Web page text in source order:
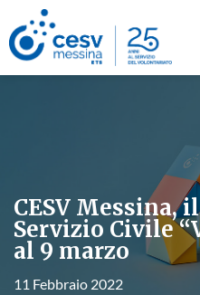
CESV Messina,
Servizio Civile
al 9 marzo
11 Febbraio 2022